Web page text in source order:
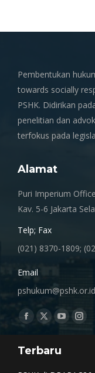
Pembentukan
towards socially
PSHK. Didirikan
penelitian dan
terfokus pada
Alamat
Puri Imperium
Kav. 5-6 Jakarta
Telp; Fax
(021) 8370-1809;
Email
pshukum@pshk.or.id
Find us on:
Facebook
opens
X
opens
YouTube
opens
Terbaru